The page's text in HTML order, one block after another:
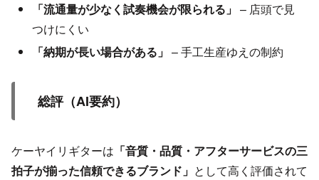
「流通量が少なく試奏機会が限られる」 – 店頭で見
つけにくい
「納期が長い場合がある」 – 手工生産ゆえの制約
総評（AI要約）
ケーヤイリギターは 「音質・品質・アフターサービスの三
拍子が揃った信頼できるブランド」 として高く評価されて